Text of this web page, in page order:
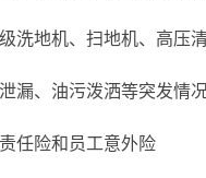
洗地机、扫地机、高压
漏、油污泼洒等突发情
任险和员工意外险